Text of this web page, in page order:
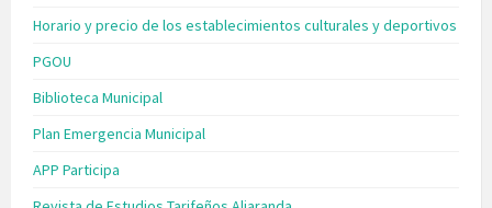
Horario y precio de los establecimientos culturales y deportivos
PGOU
Biblioteca Municipal
Plan Emergencia Municipal
APP Participa